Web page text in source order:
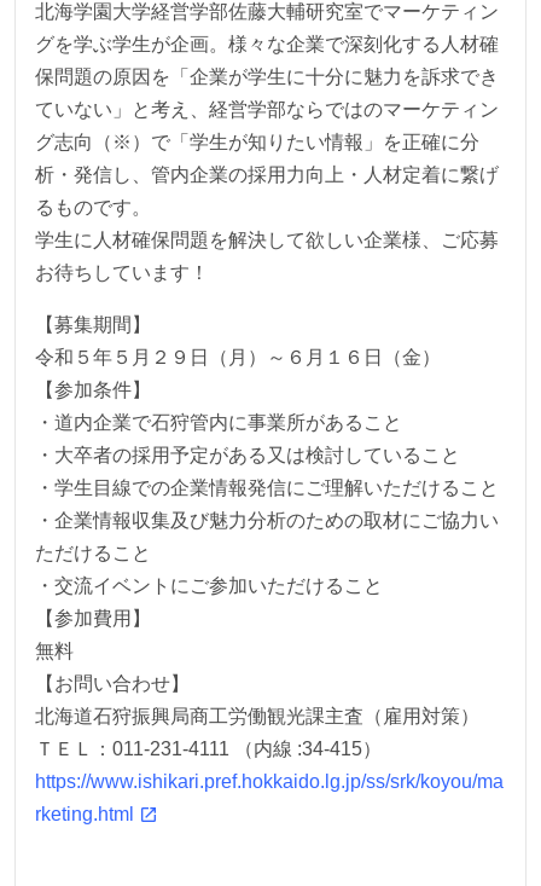
北海学園大学経営学部佐藤大輔研究室でマーケティン
グを学ぶ学生が企画。様々な企業で深刻化する人材確
保問題の原因を「企業が学生に十分に魅力を訴求でき
ていない」と考え、経営学部ならではのマーケティン
グ志向（※）で「学生が知りたい情報」を正確に分
析・発信し、管内企業の採用力向上・人材定着に繋げ
るものです。
学生に人材確保問題を解決して欲しい企業様、ご応募
お待ちしています！
【募集期間】
令和５年５月２９日（月）～６月１６日（金）
【参加条件】
・道内企業で石狩管内に事業所があること
・大卒者の採用予定がある又は検討していること
・学生目線での企業情報発信にご理解いただけること
・企業情報収集及び魅力分析のための取材にご協力い
ただけること
・交流イベントにご参加いただけること
【参加費用】
無料
【お問い合わせ】
北海道石狩振興局商工労働観光課主査（雇用対策）
ＴＥＬ：011-231-4111 （内線 :34-415）
https://www.ishikari.pref.hokkaido.lg.jp/ss/srk/koyou/ma
rketing.html